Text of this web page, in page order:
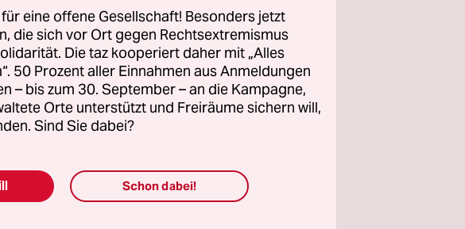
zu regulieren und
unterschiedlichen
in der
strafbare
scheinen
der
eine offene Gesellschaft! Besonders jetzt
die sich vor Ort gegen Rechtsextremismus
Die taz kooperiert daher mit „Alles
50 Prozent aller Einnahmen aus Anmeldungen
– bis zum 30. September – an die Kampagne,
Orte unterstützt und Freiräume sichern will,
Sind Sie dabei?
Schon dabei!